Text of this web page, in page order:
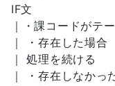
IF文
｜・課コードがテ
｜ ・存在した場合
｜ 処理を続ける
｜ ・存在しなかっ